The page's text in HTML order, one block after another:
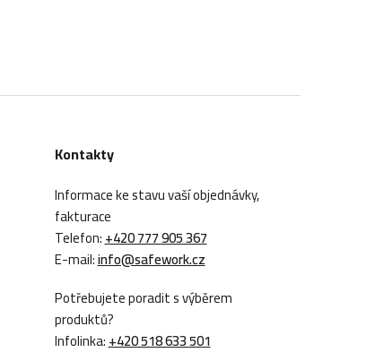
Kontakty
Informace ke stavu vaší objednávky,
fakturace
Telefon:+420 777 905 367
E-mail:info@safework.cz
Potřebujete poradit s výběrem
produktů?
Infolinka:+420 518 633 501